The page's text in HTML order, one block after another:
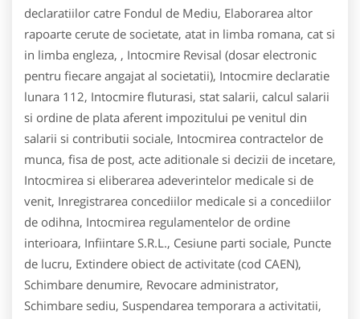
declaratiilor catre Fondul de Mediu, Elaborarea altor
rapoarte cerute de societate, atat in limba romana, cat si
in limba engleza, , Intocmire Revisal (dosar electronic
pentru fiecare angajat al societatii), Intocmire declaratie
lunara 112, Intocmire fluturasi, stat salarii, calcul salarii
si ordine de plata aferent impozitului pe venitul din
salarii si contributii sociale, Intocmirea contractelor de
munca, fisa de post, acte aditionale si decizii de incetare,
Intocmirea si eliberarea adeverintelor medicale si de
venit, Inregistrarea concediilor medicale si a concediilor
de odihna, Intocmirea regulamentelor de ordine
interioara, Infiintare S.R.L., Cesiune parti sociale, Puncte
de lucru, Extindere obiect de activitate (cod CAEN),
Schimbare denumire, Revocare administrator,
Schimbare sediu, Suspendarea temporara a activitatii,